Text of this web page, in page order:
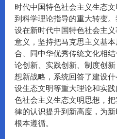
时代中国特色社会主义生态
到科学理论指导的重大转变
设在新时代中国特色社会主
意义，坚持把马克思主义基
合、同中华优秀传统文化相
论创新、实践创新、制度创
想新战略，系统回答了建设
设生态文明等重大理论和实
色社会主义生态文明思想，
律的认识提升到新高度，为
根本遵循。